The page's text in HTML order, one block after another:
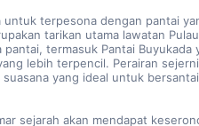
tarikan utama lawatan
pantai, termasuk Pantai Buyukada
lebih terpencil. Perairan
suasana yang ideal untuk